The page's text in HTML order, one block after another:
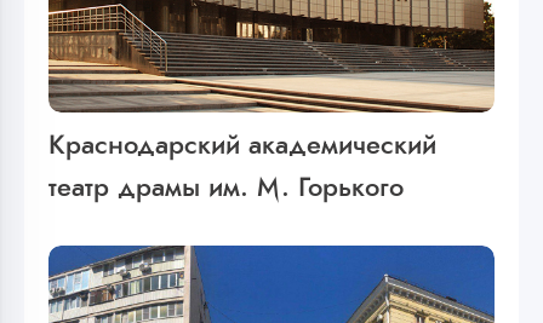
Краснодарский академический
театр драмы им. М. Горького